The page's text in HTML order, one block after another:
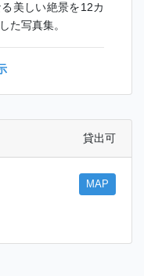
美しい絶景を12カ
た写真集。
貸出可
MAP